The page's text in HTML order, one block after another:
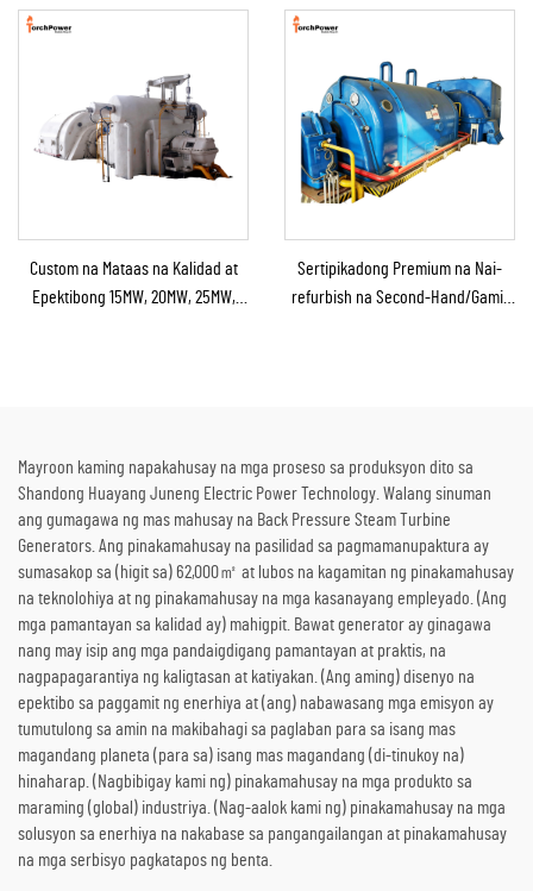
Industrial na Suplay ng
Turbine Generator para sa Power
Custom na Mataas na Kalidad at
Epektibong 15MW, 20MW, 25MW,
Sertipikadong Premium na Nai-
refurbish na Second-Hand/Gamit
Mayroon kaming napakahusay na mga proseso sa produksyon dito sa
Shandong Huayang Juneng Electric Power Technology. Walang sinuman
ang gumagawa ng mas mahusay na Back Pressure Steam Turbine
Generators. Ang pinakamahusay na pasilidad sa pagmamanupaktura ay
sumasakop sa (higit sa) 62,000㎡ at lubos na kagamitan ng pinakamahusay
na teknolohiya at ng pinakamahusay na mga kasanayang empleyado. (Ang
mga pamantayan sa kalidad ay) mahigpit. Bawat generator ay ginagawa
nang may isip ang mga pandaigdigang pamantayan at praktis, na
nagpapagarantiya ng kaligtasan at katiyakan. (Ang aming) disenyo na
epektibo sa paggamit ng enerhiya at (ang) nabawasang mga emisyon ay
tumutulong sa amin na makibahagi sa paglaban para sa isang mas
magandang planeta (para sa) isang mas magandang (di-tinukoy na)
hinaharap. (Nagbibigay kami ng) pinakamahusay na mga produkto sa
maraming (global) industriya. (Nag-aalok kami ng) pinakamahusay na mga
solusyon sa enerhiya na nakabase sa pangangailangan at pinakamahusay
na mga serbisyo pagkatapos ng benta.